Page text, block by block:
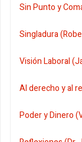
Sin Punto y
Singladura
Visión Laboral
Al derecho y al
Poder y Dinero